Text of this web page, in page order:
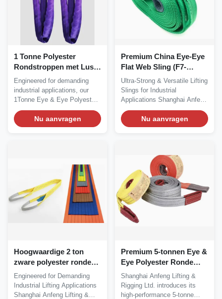
1 Tonne Polyester
Rondstroppen met Lus &
Lus – De Ultieme
Oplossing voor Veilig &
Efficiënt Zwaar Tillen
Engineered for demanding
industrial applications, our
1Tonne Eye & Eye Polyester
Round Sling...
Nu aanvragen
Premium China Eye-Eye
Flat Web Sling (F7-
W1/W2-serie)
Ultra-Strong & Versatile Lifting
Slings for Industrial
Applications Shanghai Anfeng
Lifting...
Nu aanvragen
Hoogwaardige 2 ton
zware polyester ronde
slinger
Engineered for Demanding
Industrial Lifting Applications
Shanghai Anfeng Lifting &
Premium 5-tonnen Eye &
Eye Polyester Ronde
Sling
Shanghai Anfeng Lifting &
Rigging Ltd. introduces its
high-performance 5-tonne